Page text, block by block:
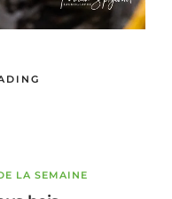
LA SEMAINE